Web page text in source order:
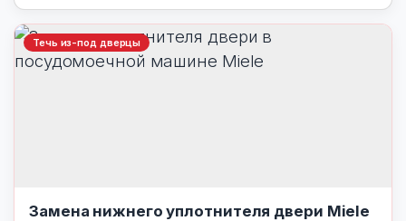
Течь из-под дверцы
Замена нижнего уплотнителя двери Miele